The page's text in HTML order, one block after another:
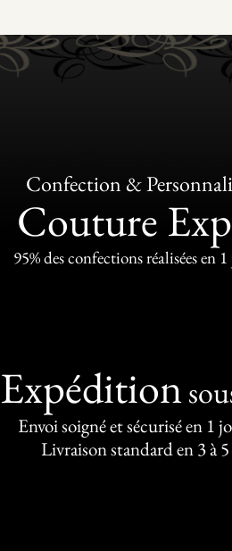
Confection &
Couture
95% des confections réalisées en
Expédition
Envoi soigné et sécurisé en 1
Livraison standard en 3 à